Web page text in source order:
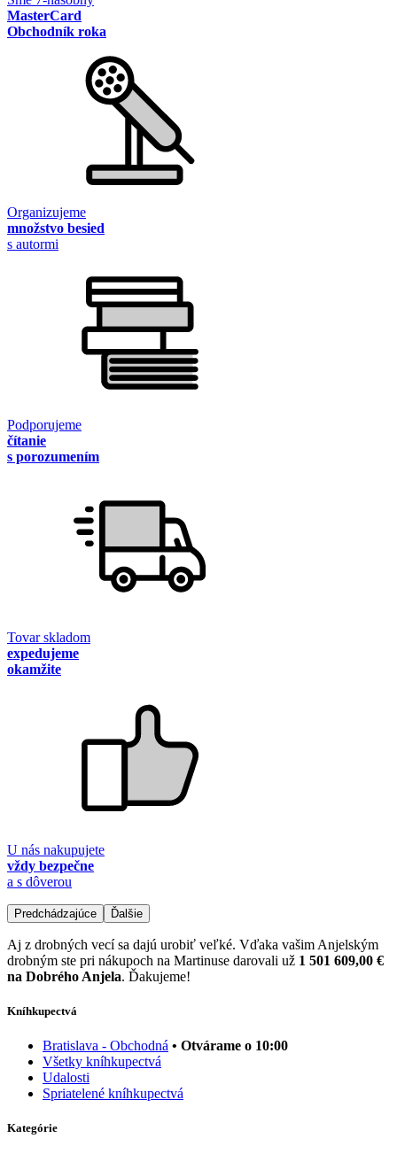
MasterCard
Obchodník roka
Organizujeme
množstvo besied
s autormi
Podporujeme
čítanie
s porozumením
Tovar skladom
expedujeme
okamžite
U nás nakupujete
vždy bezpečne
a s dôverou
Predchádzajúce Ďalšie
Aj z drobných vecí sa dajú urobiť veľké. Vďaka vašim Anjelským
drobným ste pri nákupoch na Martinuse darovali už 1 501 609,00 €
na Dobrého Anjela. Ďakujeme!
Kníhkupectvá
Bratislava - Obchodná • Otvárame o 10:00
Všetky kníhkupectvá
Udalosti
Spriatelené kníhkupectvá
Kategórie